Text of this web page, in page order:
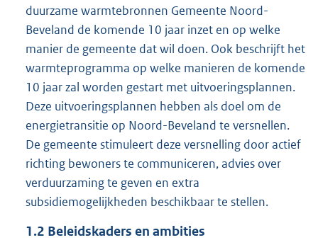
duurzame warmtebronnen Gemeente Noord-
Beveland de komende 10 jaar inzet en op welke
manier de gemeente dat wil doen. Ook beschrijft het
warmteprogramma op welke manieren de komende
10 jaar zal worden gestart met uitvoeringsplannen.
Deze uitvoeringsplannen hebben als doel om de
energietransitie op Noord-Beveland te versnellen.
De gemeente stimuleert deze versnelling door actief
richting bewoners te communiceren, advies over
verduurzaming te geven en extra
subsidiemogelijkheden beschikbaar te stellen.
1.2 Beleidskaders en ambities